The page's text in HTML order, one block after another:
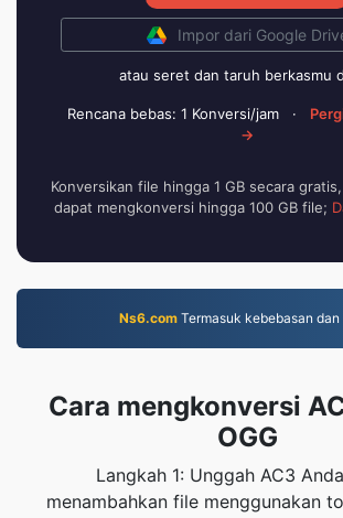
Impor dari Google
atau seret dan taruh berkasmu
Rencana bebas: 1 Konversi/jam ·
→
Konversikan file hingga 1 GB secara
dapat mengkonversi hingga 100 GB file;
Ns6.com Termasuk kebebasan dan
Cara mengkonversi
OGG
Langkah 1: Unggah AC3
menambahkan file menggunakan